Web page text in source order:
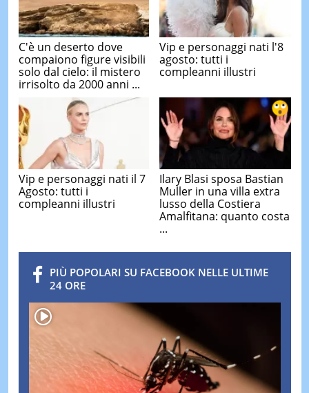
C'è un deserto dove
compaiono figure visibili
solo dal cielo: il mistero
irrisolto da 2000 anni ...
Vip e personaggi nati l'8
agosto: tutti i
compleanni illustri
Vip e personaggi nati il 7
Agosto: tutti i
compleanni illustri
Ilary Blasi sposa Bastian
Muller in una villa extra
lusso della Costiera
Amalfitana: quanto costa
...
PIÙ POPOLARI SU FACEBOOK NELLE ULTIME
24 ORE